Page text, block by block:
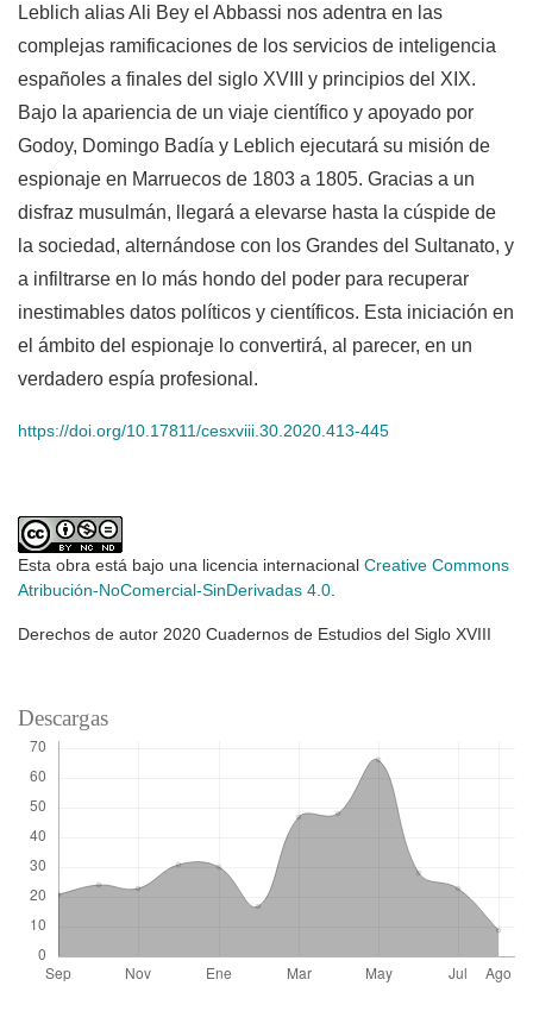
Leblich alias Ali Bey el Abbassi nos adentra en las
complejas ramificaciones de los servicios de inteligencia
españoles a finales del siglo XVIII y principios del XIX.
Bajo la apariencia de un viaje científico y apoyado por
Godoy, Domingo Badía y Leblich ejecutará su misión de
espionaje en Marruecos de 1803 a 1805. Gracias a un
disfraz musulmán, llegará a elevarse hasta la cúspide de
la sociedad, alternándose con los Grandes del Sultanato, y
a infiltrarse en lo más hondo del poder para recuperar
inestimables datos políticos y científicos. Esta iniciación en
el ámbito del espionaje lo convertirá, al parecer, en un
verdadero espía profesional.
https://doi.org/10.17811/cesxviii.30.2020.413-445
Esta obra está bajo una licencia internacional Creative Commons
Atribución-NoComercial-SinDerivadas 4.0
Derechos de autor 2020 Cuadernos de Estudios del Siglo XVIII
Descargas